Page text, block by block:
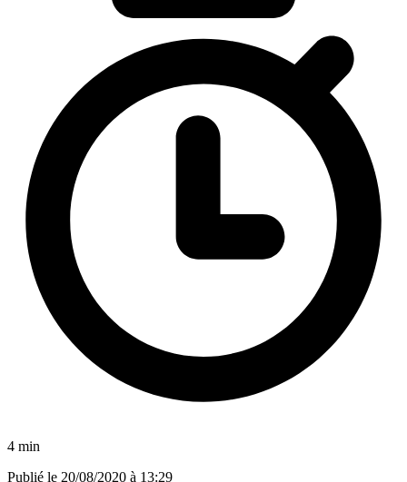
4 min
Publié le 20/08/2020 à 13:29